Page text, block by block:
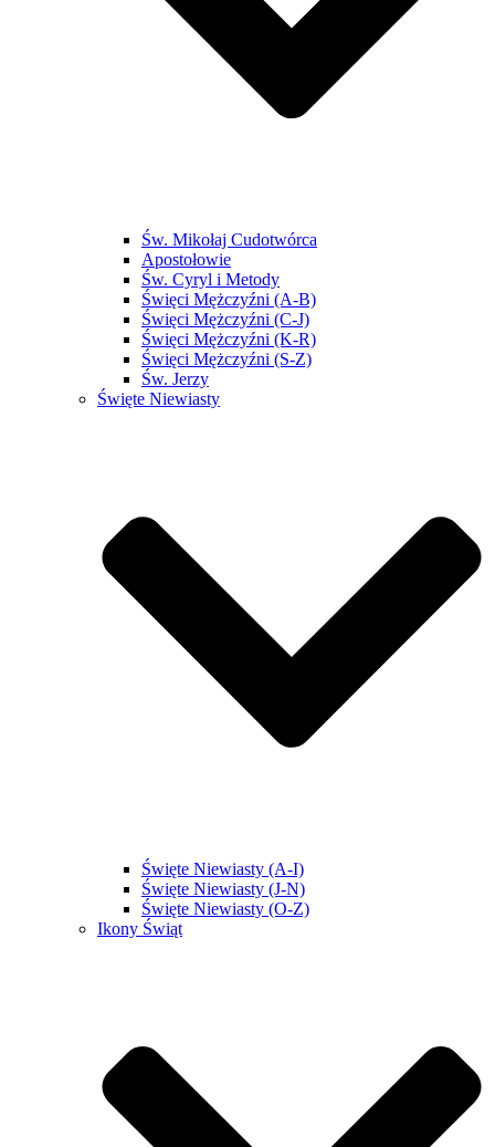
Św. Mikołaj Cudotwórca
Apostołowie
Św. Cyryl i Metody
Święci Mężczyźni (A-B)
Święci Mężczyźni (C-J)
Święci Mężczyźni (K-R)
Święci Mężczyźni (S-Z)
Św. Jerzy
Święte Niewiasty
Święte Niewiasty (A-I)
Święte Niewiasty (J-N)
Święte Niewiasty (O-Z)
Ikony Świąt